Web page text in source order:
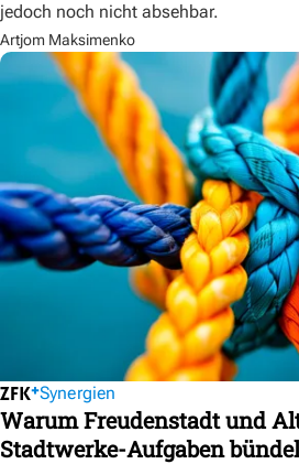
jedoch noch nicht absehbar.
Artjom Maksimenko
Synergien
Warum Freudenstadt und
Stadtwerke-Aufgaben